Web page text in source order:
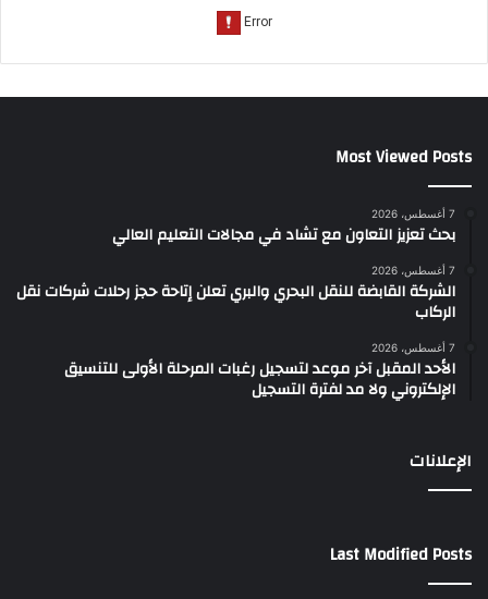
Most Viewed Posts
7 أغسطس، 2026
بحث تعزيز التعاون مع تشاد في مجالات التعليم العالي
7 أغسطس، 2026
الشركة القابضة للنقل البحري والبري تعلن إتاحة حجز رحلات شركات نقل
الركاب
7 أغسطس، 2026
الأحد المقبل آخر موعد لتسجيل رغبات المرحلة الأولى للتنسيق
الإلكتروني ولا مد لفترة التسجيل
الإعلانات
Last Modified Posts